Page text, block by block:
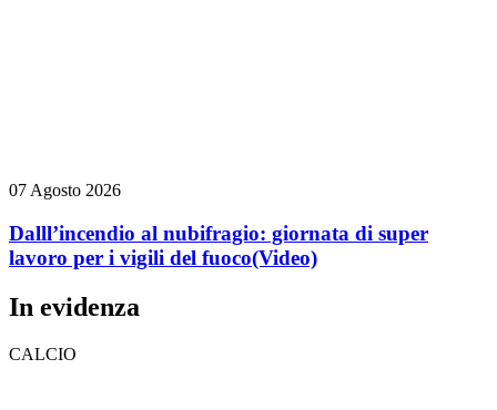
07 Agosto 2026
Dalll’incendio al nubifragio: giornata di super
lavoro per i vigili del fuoco(Video)
In evidenza
CALCIO